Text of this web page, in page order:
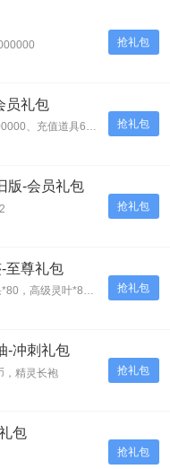
抢礼包
抢礼包
员礼包
礼包详情：钻石*50000、金币*100000、充值道具6元*3
抢礼包
版-会员礼包
抢礼包
至尊礼包
礼包详情：金钥匙*3，高级智慧果*80，高级灵叶*80，高级神源*80
抢礼包
-冲刺礼包
，精灵长袍
抢礼包
包